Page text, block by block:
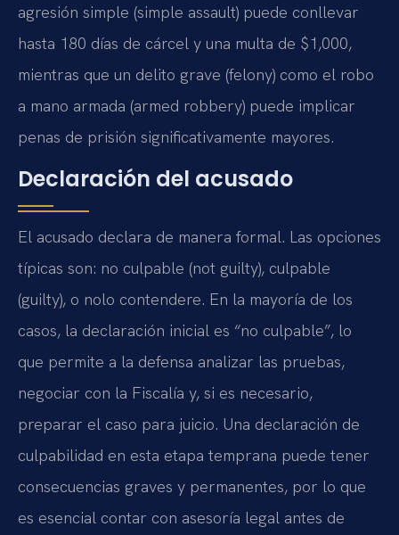
agresión simple (simple assault) puede conllevar
hasta 180 días de cárcel y una multa de $1,000,
mientras que un delito grave (felony) como el robo
a mano armada (armed robbery) puede implicar
penas de prisión significativamente mayores.
Declaración del acusado
El acusado declara de manera formal. Las opciones
típicas son: no culpable (not guilty), culpable
(guilty), o nolo contendere. En la mayoría de los
casos, la declaración inicial es “no culpable”, lo
que permite a la defensa analizar las pruebas,
negociar con la Fiscalía y, si es necesario,
preparar el caso para juicio. Una declaración de
culpabilidad en esta etapa temprana puede tener
consecuencias graves y permanentes, por lo que
es esencial contar con asesoría legal antes de